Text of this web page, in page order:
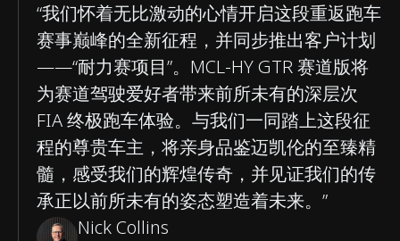
“我们怀着无比激动的心情开启这段重返跑车
赛事巅峰的全新征程，并同步推出客户计划
——“耐力赛项目”。MCL-HY GTR 赛道版将
为赛道驾驶爱好者带来前所未有的深层次
FIA 终极跑车体验。与我们一同踏上这段征
程的尊贵车主，将亲身品鉴迈凯伦的至臻精
髓，感受我们的辉煌传奇，并见证我们的传
承正以前所未有的姿态塑造着未来。”
Nick Collins